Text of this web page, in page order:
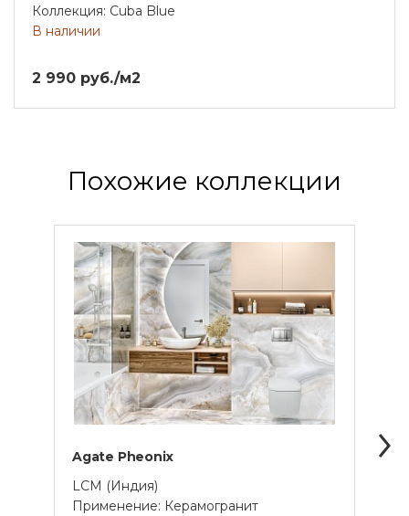
Коллекция: Cuba Blue
В наличии
2 990 руб./м2
Похожие коллекции
Agate Pheonix
LCM (Индия)
Применение: Керамогранит